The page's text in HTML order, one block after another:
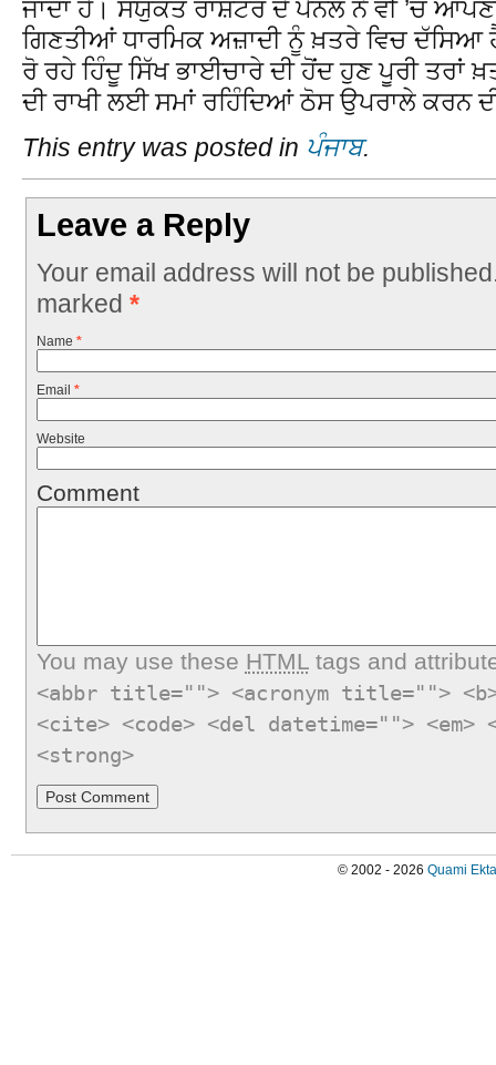
ਜਾਂਦਾ ਹੈ। ਸੰਯੁਕਤ ਰਾਸ਼ਟਰ ਦੇ ਪੈਨਲ ਨੇ ਵੀ ’ਚ
ਗਿਣਤੀਆਂ ਧਾਰਮਿਕ ਅਜ਼ਾਦੀ ਨੂੰ ਖ਼ਤਰੇ ਵਿਚ ਦੱਸਿਆ
ਰੋ ਰਹੇ ਹਿੰਦੂ ਸਿੱਖ ਭਾਈਚਾਰੇ ਦੀ ਹੋਂਦ ਹੁਣ ਪੂਰੀ ਤਰਾਂ
ਦੀ ਰਾਖੀ ਲਈ ਸਮਾਂ ਰਹਿੰਦਿਆਂ ਠੋਸ ਉਪਰਾਲੇ ਕਰਨ
This entry was posted in ਪੰਜਾਬ.
Leave a Reply
Your email address will not be
marked *
Name *
Email *
Website
Comment
You may use these HTMLtags and
<abbr title=""> <acronym title="">
<cite> <code> <del datetime="">
<strong>
© 2002 - 2026 Quami